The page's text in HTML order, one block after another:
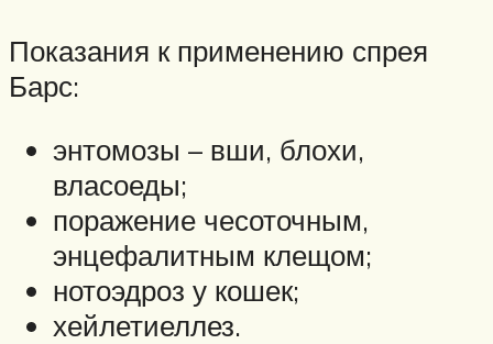
Показания к применению спрея
Барс:
энтомозы – вши, блохи,
власоеды;
поражение чесоточным,
энцефалитным клещом;
нотоэдроз у кошек;
хейлетиеллез.